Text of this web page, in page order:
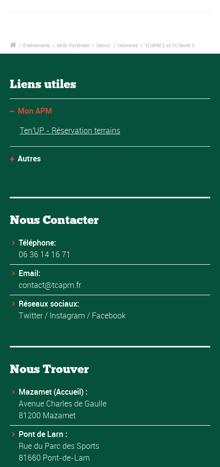
/ Événements / Midi-Pyrénées / Senior / Hommes / TCAPM 2 vs TC Revel 3
Liens utiles
Mon APM
Ten'UP - Réservation terrains
Autres
Nous Contacter
Téléphone:
06 36 14 16 71
Email:
contact@tcapm.fr
Réseaux sociaux:
Twitter/ Instagram / Facebook
Nous Trouver
Mazamet (Accueil) :
Avenue Charles de Gaulle
81200 Mazamet
Pont de Larn :
Rue du Parc des Sports
81660 Pont-de-Larn